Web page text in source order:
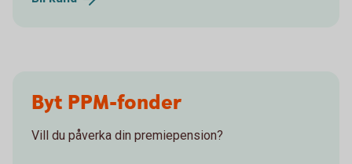
Byt PPM-fonder
Vill du påverka din premiepension?